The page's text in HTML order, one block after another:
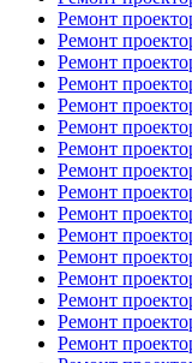
Ремонт
Ремонт
Ремонт
Ремонт
Ремонт
Ремонт
Ремонт
Ремонт
Ремонт
Ремонт
Ремонт
Ремонт
Ремонт
Ремонт
Ремонт
Ремонт